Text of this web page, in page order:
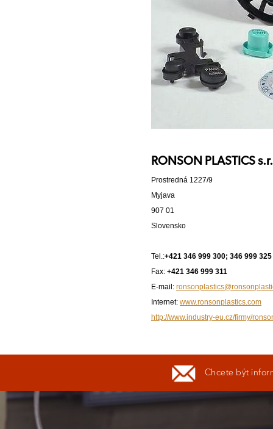
RONSON PLASTICS
Prostredná 1227/9
Myjava
907 01
Slovensko
Tel.:+421 346 999 300; 346 999 325
Fax: +421 346 999 311
E-mail:
Internet: www.ronsonplastics.com
http://www.industry-eu.cz/firmy/
Chcete být